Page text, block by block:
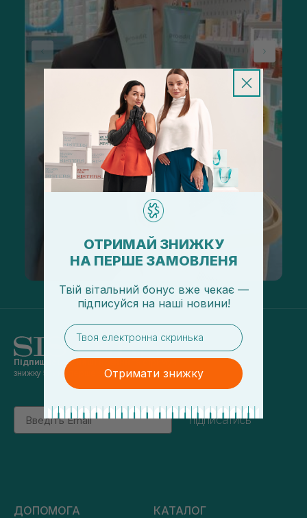
Підпишись на наші новини
знижку 5% на перше замовлення
Email
підписатись
ДОПОМОГА КАТАЛОГ
ОТРИМАЙ ЗНИЖКУ
НА ПЕРШЕ ЗАМОВЛЕНЯ
Твій вітальний бонус вже чекає —
підписуйся на наші новини!
email
Отримати знижку